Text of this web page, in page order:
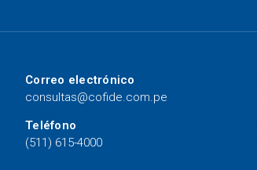
Correo electrónico
consultas@cofide.com.pe
Teléfono
(511) 615-4000